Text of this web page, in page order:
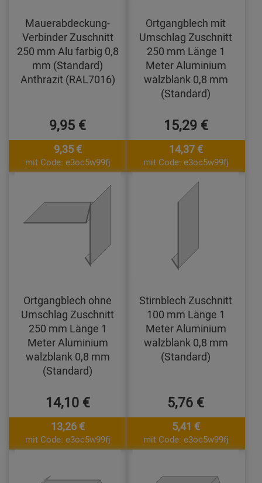
Mauerabdeckung-
Verbinder Zuschnitt
250 mm Alu farbig 0,8
mm (Standard)
Anthrazit (RAL7016)
9,95 €
9,35 €
mit Code: e3oc5w99fj
Ortgangblech mit
Umschlag Zuschnitt
250 mm Länge 1
Meter Aluminium
walzblank 0,8 mm
(Standard)
15,29 €
14,37 €
mit Code: e3oc5w99fj
Ortgangblech ohne
Umschlag Zuschnitt
250 mm Länge 1
Meter Aluminium
walzblank 0,8 mm
(Standard)
14,10 €
13,26 €
mit Code: e3oc5w99fj
Stirnblech Zuschnitt
100 mm Länge 1
Meter Aluminium
walzblank 0,8 mm
(Standard)
5,76 €
5,41 €
mit Code: e3oc5w99fj